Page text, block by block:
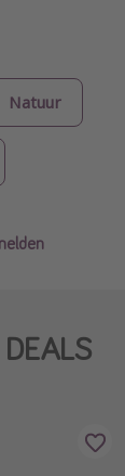
Natuur